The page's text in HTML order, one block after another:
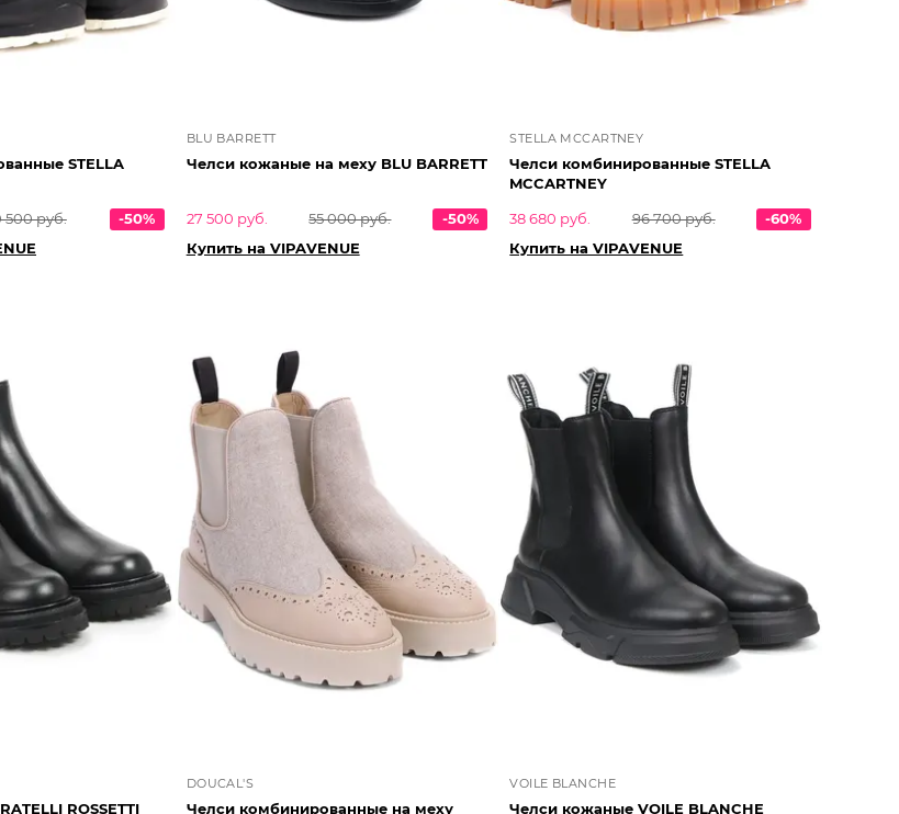
STELLA
500 руб.
-50%
BLU BARRETT
Челси кожаные на меху BLU BARRETT
27 500 руб. 55 000 руб.
-50%
Купить на VIPAVENUE
STELLA MCCARTNEY
Челси комбинированные STELLA
MCCARTNEY
38 680 руб.
96 700 руб.
-60%
Купить на VIPAVENUE
ROSSETTI
DOUCAL'S
Челси комбинированные на меху
VOILE BLANCHE
Челси кожаные VOILE BLANCHE